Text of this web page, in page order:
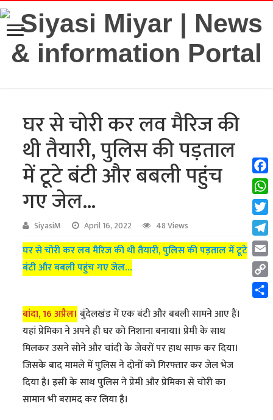
घर से चोरी कर लव मैरिज की
थी तैयारी, पुलिस की पड़ताल
में टूटे बंटी और बबली पहुंच
गए जेल…
SiyasiM April 16, 2022 48 Views
घर से चोरी कर लव मैरिज की थी तैयारी, पुलिस की पड़ताल में टूटे
बंटी और बबली पहुंच गए जेल…
बांदा, 16 अप्रैल। बुंदेलखंड में एक बंटी और बबली सामने आए हैं।
यहां प्रेमिका ने अपने ही घर को निशाना बनाया। प्रेमी के साथ
मिलकर उसने सोने और चांदी के जेवरों पर हाथ साफ कर दिया।
जिसके बाद मामले में पुलिस ने दोनों को गिरफ्तार कर जेल भेज
दिया है। इसी के साथ पुलिस ने प्रेमी और प्रेमिका से चोरी का
सामान भी बरामद कर लिया है।
Copy
Link